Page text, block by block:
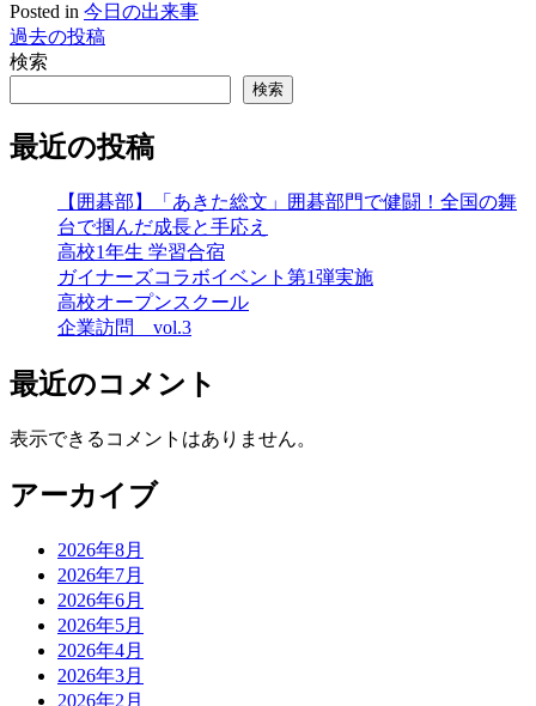
Posted in 今日の出来事
投
稿
ビ
過去の投稿
検索
検索
最近の投稿
【囲碁部】「あきた総文」囲碁部門で健闘！全国の舞
台で掴んだ成長と手応え
高校1年生 学習合宿
ガイナーズコラボイベント第1弾実施
高校オープンスクール
企業訪問 vol.3
最近のコメント
表示できるコメントはありません。
アーカイブ
2026年8月
2026年7月
2026年6月
2026年5月
2026年4月
2026年3月
2026年2月